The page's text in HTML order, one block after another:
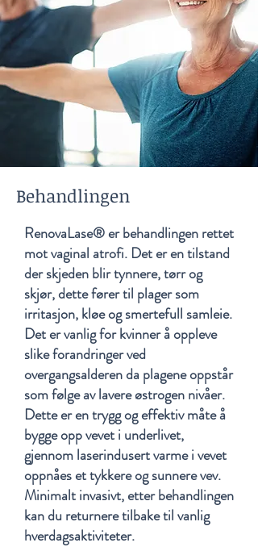
Behandlingen
RenovaLase® er behandlingen rettet
mot vaginal atrofi. Det er en tilstand
der skjeden blir tynnere, tørr og
skjør, dette fører til plager som
irritasjon, kløe og smertefull samleie.
Det er vanlig for kvinner å oppleve
slike forandringer ved
overgangsalderen da plagene oppstår
som følge av lavere østrogen nivåer.
Dette er en trygg og effektiv måte å
bygge opp vevet i underlivet,
gjennom laserindusert varme i vevet
oppnåes et tykkere og sunnere vev.
Minimalt invasivt, etter behandlingen
kan du returnere tilbake til vanlig
hverdagsaktiviteter.